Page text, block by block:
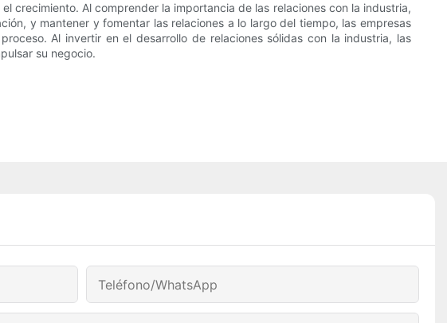
crecimiento. Al comprender la importancia de las relaciones con la industria,
y mantener y fomentar las relaciones a lo largo del tiempo, las empresas
Al invertir en el desarrollo de relaciones sólidas con la industria, las
su negocio.
Teléfono/WhatsApp